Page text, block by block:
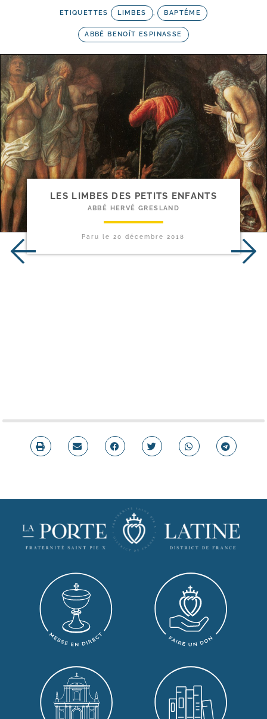
ETIQUETTES LIMBES , BAPTÊME
ABBÉ BENOÎT ESPINASSE
LES LIMBES DES PETITS ENFANTS
ABBÉ HERVÉ GRESLAND
Paru le20 décembre 2018